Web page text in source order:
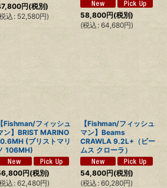
円(税別)
込 : 52,580円) 58,800円(税別)
(税込 : 64,680円)
【Fishman/フィッシュ
ン】BRIST MARINO
(ブリストマリ
106MH)
円(税別)
込 : 62,480円)
【Fishman/フィッシュ
マン】Beams
CRAWLA 9.2L+（ビー
ムス クローラ）
54,800円(税別)
(税込 : 60,280円)